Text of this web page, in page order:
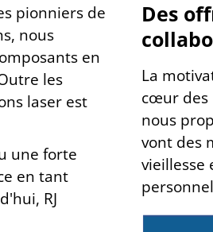
pionniers de
nous
en
les
laser est
une forte
en tant
RJ
Des
La
cœur des
nous
vont des
vieillesse